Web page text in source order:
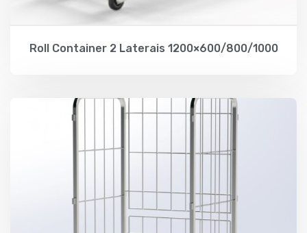
Roll Container 2 Laterais 1200×600/800/1000